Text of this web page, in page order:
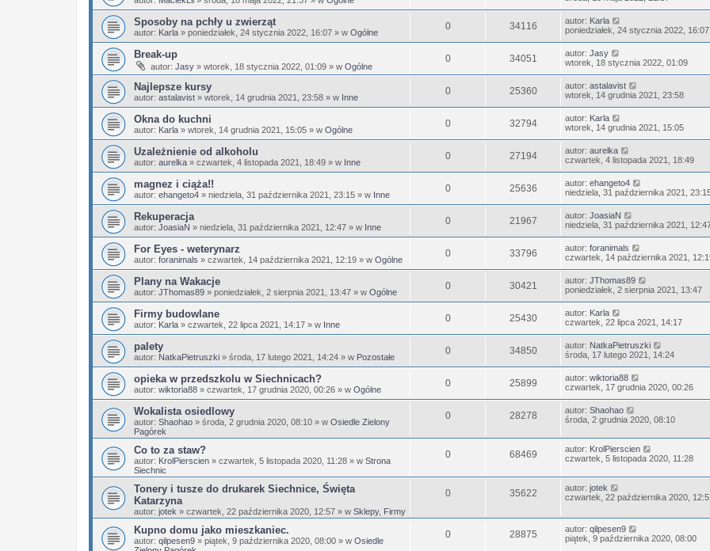
Sposoby na pchły u zwierząt
autor: Karla » poniedziałek, 24 stycznia 2022, 16:07 » w Ogólne
0 34116 autor: Karla
poniedziałek, 24 stycznia 2022, 16:07
Break-up
autor: Jasy » wtorek, 18 stycznia 2022, 01:09 » w Ogólne
0 34051 autor: Jasy
wtorek, 18 stycznia 2022, 01:09
Najlepsze kursy
autor: astalavist » wtorek, 14 grudnia 2021, 23:58 » w Inne
0 25360 autor: astalavist
wtorek, 14 grudnia 2021, 23:58
Okna do kuchni
autor: Karla » wtorek, 14 grudnia 2021, 15:05 » w Ogólne
0 32794 autor: Karla
wtorek, 14 grudnia 2021, 15:05
Uzależnienie od alkoholu
autor: aurelka » czwartek, 4 listopada 2021, 18:49 » w Inne
0 27194 autor: aurelka
czwartek, 4 listopada 2021, 18:49
magnez i ciąża!!
autor: ehangeto4 » niedziela, 31 października 2021, 23:15 » w Inne
0 25636 autor: ehangeto4
niedziela, 31 października 2021,
Rekuperacja
autor: JoasiaN » niedziela, 31 października 2021, 12:47 » w Inne
0 21967 autor: JoasiaN
niedziela, 31 października 2021,
For Eyes - weterynarz
autor: foranimals » czwartek, 14 października 2021, 12:19 » w Ogólne
0 33796 autor: foranimals
czwartek, 14 października 2021,
Plany na Wakacje
autor: JThomas89 » poniedziałek, 2 sierpnia 2021, 13:47 » w Ogólne
0 30421 autor: JThomas89
poniedziałek, 2 sierpnia 2021, 13:47
Firmy budowlane
autor: Karla » czwartek, 22 lipca 2021, 14:17 » w Inne
0 25430 autor: Karla
czwartek, 22 lipca 2021, 14:17
palety
autor: NatkaPietruszki » środa, 17 lutego 2021, 14:24 » w Pozostałe
0 34850 autor: NatkaPietruszki
środa, 17 lutego 2021, 14:24
opieka w przedszkolu w Siechnicach?
autor: wiktoria88 » czwartek, 17 grudnia 2020, 00:26 » w Ogólne
0 25899 autor: wiktoria88
czwartek, 17 grudnia 2020, 00:26
Wokalista osiedlowy
autor: Shaohao » środa, 2 grudnia 2020, 08:10 » w Osiedle Zielony
Pagórek
0 28278 autor: Shaohao
środa, 2 grudnia 2020, 08:10
Co to za staw?
autor: KrolPierscien » czwartek, 5 listopada 2020, 11:28 » w Strona
Siechnic
0 68469 autor: KrolPierscien
czwartek, 5 listopada 2020, 11:28
Tonery i tusze do drukarek Siechnice, Święta
Katarzyna
autor: jotek » czwartek, 22 października 2020, 12:57 » w Sklepy, Firmy
0 35622 autor: jotek
czwartek, 22 października 2020,
Kupno domu jako mieszkaniec.
autor: qilpesen9 » piątek, 9 października 2020, 08:00 » w Osiedle
0 28875 autor: qilpesen9
piątek, 9 października 2020, 08:00